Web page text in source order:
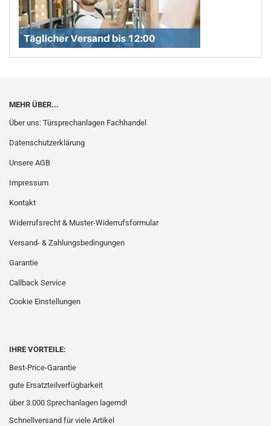
MEHR ÜBER...
Über uns: Türsprechanlagen Fachhandel
Datenschutzerklärung
Unsere AGB
Impressum
Kontakt
Widerrufsrecht & Muster-Widerrufsformular
Versand- & Zahlungsbedingungen
Garantie
Callback Service
Cookie Einstellungen
IHRE VORTEILE:
Best-Price-Garantie
gute Ersatzteilverfügbarkeit
über 3.000 Sprechanlagen lagernd!
Schnellversand für viele Artikel